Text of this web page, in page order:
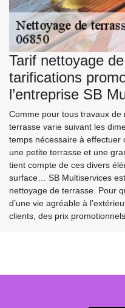
Tarif nettoyage
tarifications
l’entreprise SB
Comme pour tous travaux
terrasse varie suivant les
temps nécessaire à effectuer
une petite terrasse et une
tient compte de ces divers
surface… SB Multiservices
nettoyage de terrasse. Pour
d’une vie agréable à
clients, des prix promotionnels